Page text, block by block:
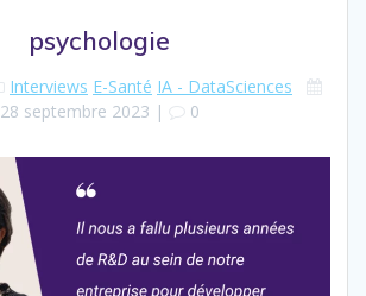
psychologie
Interviews E-Santé IA - DataSciences
28 septembre 2023 | 0